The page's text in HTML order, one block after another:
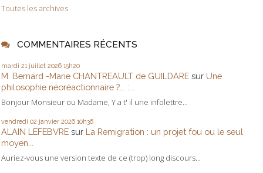
Toutes les archives
COMMENTAIRES RÉCENTS
mardi 21 juillet 2026 15h20
M. Bernard -Marie CHANTREAULT de GUILDARE sur Une
philosophie néoréactionnaire ?... :...
Bonjour Monsieur ou Madame, Y a t' il une infolettre...
vendredi 02 janvier 2026 10h36
ALAIN LEFEBVRE sur La Remigration : un projet fou ou le seul
moyen...
Auriez-vous une version texte de ce (trop) long discours...